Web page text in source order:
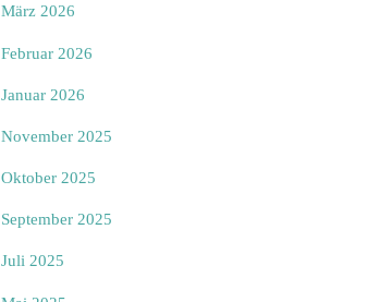
März 2026
Februar 2026
Januar 2026
November 2025
Oktober 2025
September 2025
Juli 2025